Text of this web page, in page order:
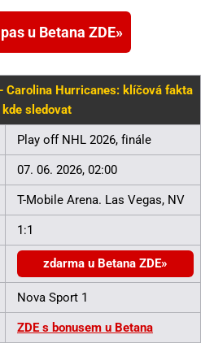
u Betana ZDE
Carolina Hurricanes: klíčová fakta
kde sledovat
Play off NHL 2026, finále
07. 06. 2026, 02:00
T-Mobile Arena. Las Vegas, NV
1:1
zdarma u Betana ZDE
Nova Sport 1
ZDE s bonusem u Betana